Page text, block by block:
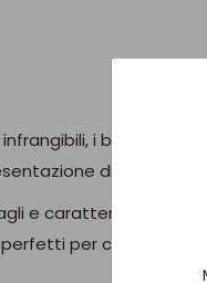
i bicchieri
di ogni tipo
e caratterizzati dal
per coniugare